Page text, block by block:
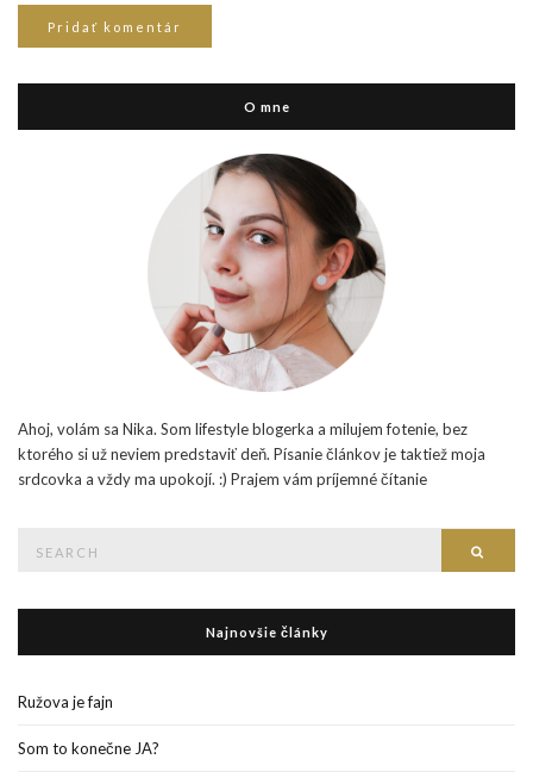
O mne
Ahoj, volám sa Nika. Som lifestyle blogerka a milujem fotenie, bez
ktorého si už neviem predstaviť deň. Písanie článkov je taktiež moja
srdcovka a vždy ma upokojí. :) Prajem vám príjemné čítanie
Najnovšie články
Ružova je fajn
Som to konečne JA?